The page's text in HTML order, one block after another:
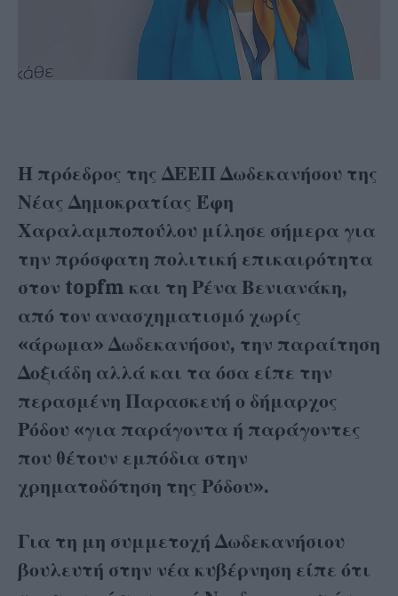
Η πρόεδρος της ΔΕΕΠ Δωδεκανήσου της
Νέας Δημοκρατίας Έφη
Χαραλαμποπούλου μίλησε σήμερα για
την πρόσφατη πολιτική επικαιρότητα
στον topfm και τη Ρένα Βενιανάκη,
από τον ανασχηματισμό χωρίς
«άρωμα» Δωδεκανήσου, την παραίτηση
Δοξιάδη αλλά και τα όσα είπε την
περασμένη Παρασκευή ο δήμαρχος
Ρόδου «για παράγοντα ή παράγοντες
που θέτουν εμπόδια στην
χρηματοδότηση της Ρόδου».
Για τη μη συμμετοχή Δωδεκανήσιου
βουλευτή στην νέα κυβέρνηση είπε ότι